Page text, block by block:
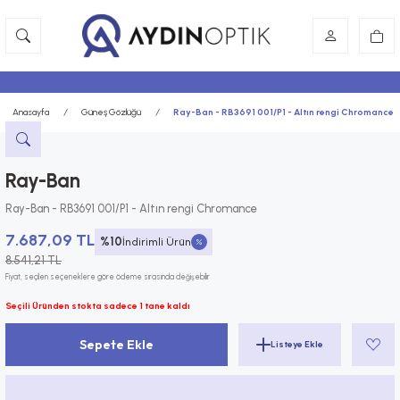
Anasayfa Güneş Gözlüğü Ray-Ban - RB3691 001/P1 - Altın rengi Chromance
Ray-Ban
Ray-Ban - RB3691 001/P1 - Altın rengi Chromance
7.687,09 TL
8.541,21 TL
%10İndirimli Ürün
Fiyat, seçilen seçeneklere göre ödeme sırasında değişebilir
Seçili Üründen stokta sadece 1 tane kaldı
Sepete Ekle